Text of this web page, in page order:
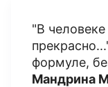
"В
формуле,
Мандрина